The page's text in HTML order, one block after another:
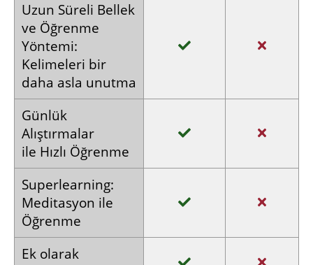
Uzun Süreli Bellek
ve Öğrenme
Yöntemi:
Kelimeleri bir
daha asla unutma
Günlük
Alıştırmalar
ile Hızlı Öğrenme
Super­learning:
Meditasyon ile
Öğrenme
Ek olarak